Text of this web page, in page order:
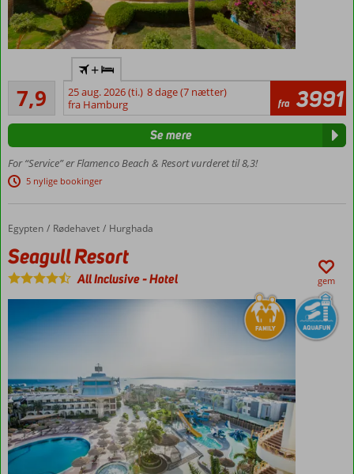
Flere
poolområder
All Inclusive med
buffetrestauranter
Familieværelser
7,9
373
anmeldelser
+
25 aug. 2026 (ti.) 8 dage (7 nætter)
fra Hamburg
fra 3991
For “Service” er Flamenco Beach & Resort vurderet til 8,3!
5 nylige bookinger
Se mere
Forside
Egypten Rødehavet Hurghada
Seagull Resort
Seagull Resort
All Inclusive-Hotel gem